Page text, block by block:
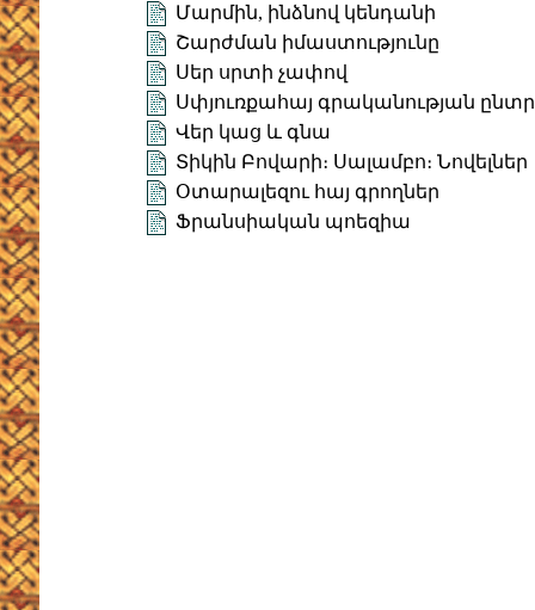
Մարմին, ինձնով կենդանի
Շարժման իմաստությունը
Սեր սրտի չափով
Սփյուռքահայ գրականության
Վեր կաց և գնա
Տիկին Բովարի։ Սալամբո։ Նովելներ
Օտարալեզու հայ գրողներ
Ֆրանսիական պոեզիա